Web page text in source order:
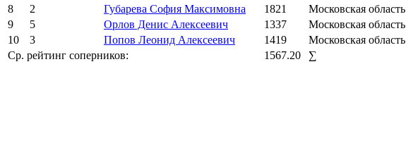
8
2 Губарева София Максимовна 1821 Московская область
9
5 Орлов Денис Алексеевич 1337 Московская область
10
3 Попов Леонид Алексеевич 1419 Московская область
Ср. рейтинг соперников:
1567.20 ∑